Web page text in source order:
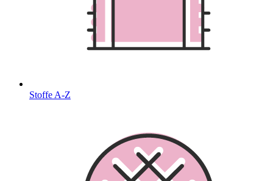
Stoffe A-Z